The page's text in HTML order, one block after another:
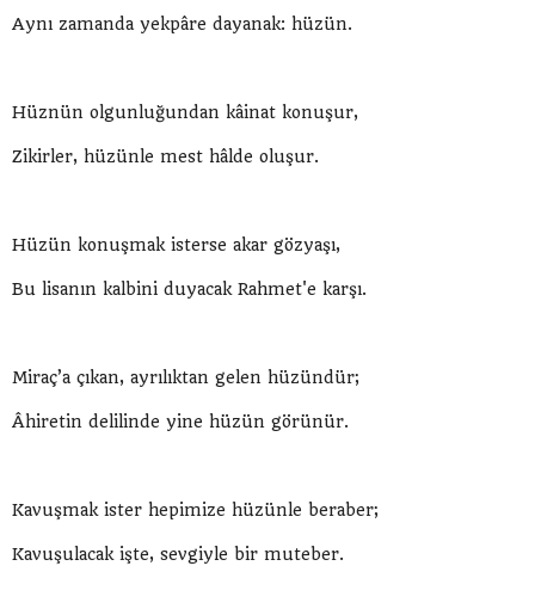
Aynı zamanda yekpâre dayanak: hüzün.
Hüznün olgunluğundan kâinat konuşur,
Zikirler, hüzünle mest hâlde oluşur.
Hüzün konuşmak isterse akar gözyaşı,
Bu lisanın kalbini duyacak Rahmet'e karşı.
Miraç’a çıkan, ayrılıktan gelen hüzündür;
Âhiretin delilinde yine hüzün görünür.
Kavuşmak ister hepimize hüzünle beraber;
Kavuşulacak işte, sevgiyle bir muteber.